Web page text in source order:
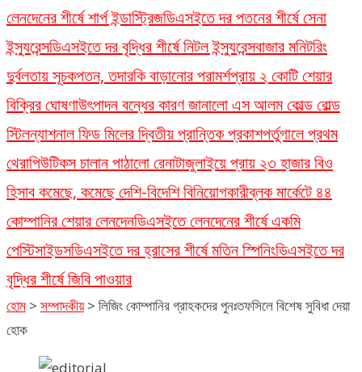
লেনদেনের শীর্ষে শার্প ইন্ডাস্ট্রিজডিএসইতে দর পতনের শীর্ষে সেনা
ইন্স্যুরেন্সডিএসইতে দর বৃদ্ধির শীর্ষে নিটল ইন্স্যুরেন্সবাজার মনিটরিং
দুর্বলতায় সূচকপতন, তদারকি বাড়ানোর পরামর্শপ্রায় ২ কোটি শেয়ার
বিক্রির ঘোষণাউৎপাদন বন্ধের কারণ জানালো এস আলম কোল্ড রোল্ড
স্টিলন্যাশনাল ফিড মিলের দ্বিতীয় প্রান্তিক প্রকাশপর্তুগালে প্রথম
থেরাপিউটিকস চালান পাঠালো রেনাটাজুলাইয়ে প্রায় ২৩ হাজার বিও
হিসাব কমেছে, কমেছে দেশি-বিদেশি বিনিয়োগকারীব্লক মার্কেটে ৪৪
কোম্পানির শেয়ার লেনদেনডিএসইতে লেনদেনের শীর্ষে একমি
পেস্টিসাইডসডিএসইতে দর হ্রাসের শীর্ষে মতিন স্পিনিংডিএসইতে দর
বৃদ্ধির শীর্ষে জিবি পাওয়ার
হোম > সম্পাদকীয় > লিজিং কোম্পানির গ্রাহকদের পুনঃতফসিলে বিশেষ সুবিধা দেয়া
হোক